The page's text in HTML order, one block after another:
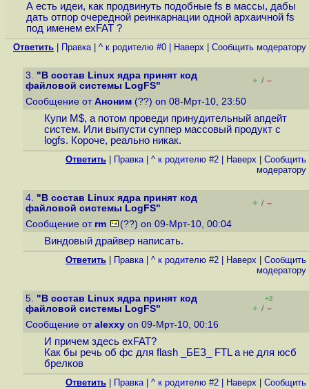
А есть идеи, как продвинуть подобные fs в массы, дабы
дать отпор очередной реинкарнации одной архаичной fs
под именем exFAT ?
Ответить Правка| ^ к родителю #0 Наверх Cообщить модератору
3. "В состав Linux ядра принят код
файловой системы LogFS"
+ / –
Сообщение от Аноним (??) on 08-Мрт-10, 23:50
Купи M$, а потом проведи принудительный апдейт
систем. Или выпусти суппер массовый продукт с
logfs. Короче, реально никак.
Ответить Правка| ^ к родителю #2 Наверх
Cообщить
модератору
4. "В состав Linux ядра принят код
файловой системы LogFS"
+ / –
Сообщение от rm (??) on 09-Мрт-10, 00:04
Виндовый драйвер написать.
Ответить Правка| ^ к родителю #2 Наверх
Cообщить
модератору
5. "В состав Linux ядра принят код
файловой системы LogFS"
+2
+ / –
Сообщение от alexxy on 09-Мрт-10, 00:16
И причем здесь exFAT?
Как бы речь об фс для flash _БЕЗ_ FTL а не для юсб
брелков
Ответить Правка| ^ к родителю #2 Наверх
Cообщить